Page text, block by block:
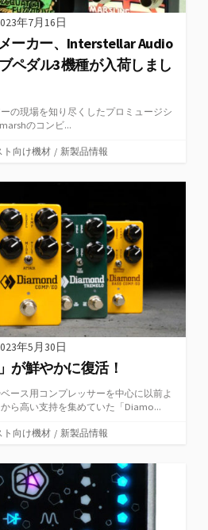
年7月16日
ーカー、Interstellar Audio
ペダル3機種が入荷しまし
の現場を知り尽くしたプロミュージシ
のコンビ...
ト向け機材 / 新製品情報
年5月30日
が鮮やかに復活！
ース用コンプレッサーを中心に以前よ
ら高い支持を集めていた「Diamo...
ト向け機材 / 新製品情報